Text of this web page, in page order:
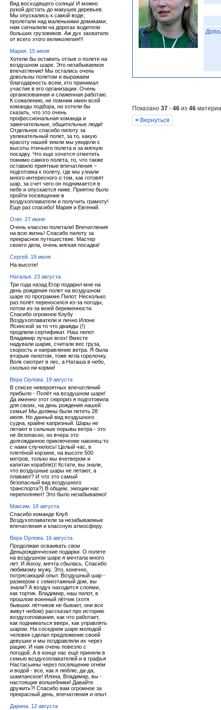
Вид восходящего солнца! И можно
рукой достать до макушек деревьев.
Мы опускались к самой воде,
пролетали над маленькими домиками,
нам сигналили на дорогах водители
больших грузовиков. Аж дух захватило
от всего этого великолепия!!!
Мария. 15 июля
Хотели бы оставить отзыв о полете на
воздушном шаре. Это незабываемое
впечатление! Мы остались очень
довольны полетом и выражаем
благодарность всем, кто принимал
участие в его организации. Очень
организованная и слаженная работаю.
К сожалению, не помним имен всей
команды подбора, но хотели бы
сказать, что это очень
профессиональная команда и
замечательные, общительные люди!
Отдельное спасибо пилоту за
увлекательный полет, за то, какую
красоту нашей земли мы увидели с
высоты птичьего полета и за мягкую
посадку. Что еще хочется отметить
помимо самого полета, то, что также
оставило приятные впечатления –
подготовка к полету, где мы узнали
много интересного о том, как готовят
шар, за счет чего он поднимается в
небе и опускается ниже. Приятно было
пройти посвящение в
воздухоплаватели и получить грамоту!
Еще раз спасибо! Мария и Евгений.
Олег. 27 июня
Очень классно полетали! Впечатления
на всю жизнь! Спасибо пилоту за
прекрасное путешествие. Мастер
своего дела, очень мягкая посадка!
Сергей. 19 июля
На высоте!
Наталья. 23 августа
Три года назад Егор подарил мне на
день рождения полет на воздушном
шаре по программе Пилот. Несколько
раз полёт переносился из-за погоды,
потом из-за моей беременности.
Спасибо огромное Клубу
Воздухоплаватели и лично Илоне
Ясинской за то что дважды (!)
продлили сертификат. Наш пилот
Владимир лучше всех! Вместе
надували шарик, считали вес груза,
скорость и направление ветра. Я была
вторым пилотом, тоже жгла горелочку.
Волк смотрит в лес, а Наташа в небо,
сколько ни корми!
Вера Орлова. 19 августа
В списке невероятных впечатлений
прибыло - Полёт на воздушном шаре!
Да именно этот сюрприз я подготовила
для своих, на день рождения нашей
семьи! Мы должны были лететь 28
июля. Но данный вид воздушного
судна, крайне капризный. Шары не
летают в сильные порывы ветра - это
не безопасно, но вчера это
долгожданное приключение наконец-то
с нами случилось! Целый час, в
плетёной корзине, на высоте 500
метров, только мы вчетвером и
капитан корабля))! Кстати, вы знали,
что воздушные шары не летают, а
плавают? И что это самый
безопасный вид воздушного
транспорта?) В общем, эмоции нас
переполняют! Это было незабываемо!
Максим. 18 августа
Спасибо команде Клуб
Воздухоплаватели за незабываемые
впечатления и классную атмосферу.
Вера Орлова. 16 августа
Продолжаю осваивать свои
Деньрожденческие подарки. О полете
на воздушном шаре я мечтала много
лет. И йохоу, мечта сбылась. Спасибо
любимому мужу. Это, конечно,
потрясающий опыт. Воздушный шар -
размером с семиэтажный дом, вы
знали? А воздух находится слоями,
как тортик. Владимир, наш пилот, в
прошлом военный лётчик (хотя
бывших лётчиков не бывает, они все
живут небом) рассказал про историю
воздухоплавания, как что работает,
как подниматься вверх, как управлять
шаром. На соседнем шаре молодой
человек сделал предложение своей
девушке и мы поздравляли их через
рацию. И нам очень повезло с
погодой. А в конце нас ещё приняли в
семью воздухоплавателей и в графья
Настасьины через посвящение огнём
и водой - все, как я люблю, да-да,
шампанское! Илона, Владимир, вы -
настоящие волшебники! Давайте
дружить?! Спасибо вам огромное за
прекрасный день, впечатления и опыт.
Дарина. 12 августа
Показано 37 - 46 из 46
< Вернуться